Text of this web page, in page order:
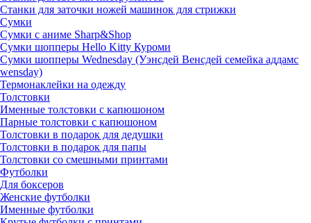
Станки для заточки ножей машинок для стрижки
Сумки
Сумки с аниме Sharp&Shop
Сумки шопперы Hello Kitty Куроми
Сумки шопперы Wednesday (Уэнсдей Венсдей семейка аддамс
wensday)
Термонаклейки на одежду
Толстовки
Именные толстовки с капюшоном
Парные толстовки с капюшоном
Толстовки в подарок для дедушки
Толстовки в подарок для папы
Толстовки со смешными принтами
Футболки
Для боксеров
Женские футболки
Именные футболки